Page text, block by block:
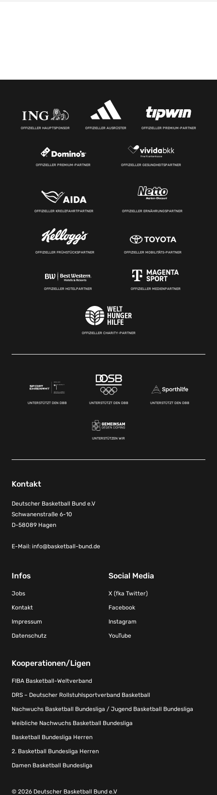
OFFIZIELLER HAUPTSPONSOR OFFIZIELLER AUSRÜSTER OFFIZIELLER PREMIUM-PARTNER
OFFIZIELLER PREMIUM-PARTNER OFFIZIELLER GESUNDHEITSPARTNER
OFFIZIELLER KREUZFAHRTPARTNER OFFIZIELLER ERNÄHRUNGSPARTNER
OFFIZIELLER FRÜHSTÜCKSPARTNER OFFIZIELLER MOBILITÄTS-PARTNER
OFFIZIELLER HOTELPARTNER OFFIZIELLER MEDIENPARTNER
OFFIZIELLER CHARITY-PARTNER
UNTERSTÜTZT DEN DBB UNTERSTÜTZT DEN DBB UNTERSTÜTZT DEN DBB
UNTERSTÜTZEN WIR
Kontakt
Deutscher Basketball Bund e.V
Schwanenstraße 6-10
D-58089 Hagen
E-Mail: info@basketball-bund.de
Infos
Jobs
Kontakt
Impressum
Datenschutz
Social Media
X (fka Twitter)
Facebook
Instagram
YouTube
Kooperationen/Ligen
FIBA Basketball-Weltverband
DRS – Deutscher Rollstuhlsportverband Basketball
Nachwuchs Basketball Bundesliga / Jugend Basketball Bundesliga
Weibliche Nachwuchs Basketball Bundesliga
Basketball Bundesliga Herren
2. Basketball Bundesliga Herren
Damen Basketball Bundesliga
© 2026 Deutscher Basketball Bund e.V